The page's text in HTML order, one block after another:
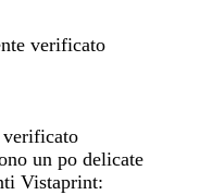
verificato
un po delicate
Vistaprint: